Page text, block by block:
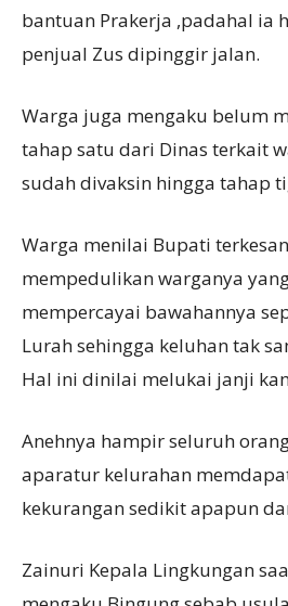
bantuan Prakerja ,padahal ia
penjual Zus dipinggir jalan.
Warga juga mengaku belum
tahap satu dari Dinas terkait
sudah divaksin hingga tahap
Warga menilai Bupati
mempedulikan warganya
mempercayai bawahannya
Lurah sehingga keluhan tak
Hal ini dinilai melukai janji
Anehnya hampir seluruh
aparatur kelurahan
kekurangan sedikit apapun
Zainuri Kepala Lingkungan